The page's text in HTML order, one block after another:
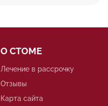
О СТОМЕ
Лечение в рассрочку
Отзывы
Карта сайта